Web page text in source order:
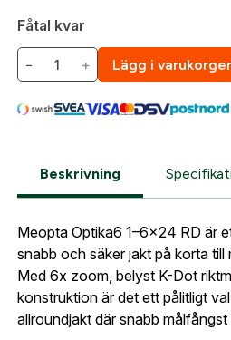
Fåtal kvar
− + Lägg i
Beskrivning
Meopta Optika6 1–6x24 RD är
snabb och säker jakt på korta till
Med 6x zoom, belyst K-Dot
konstruktion är det ett pålitligt
allroundjakt där snabb
Lösenord:*
Skapa konto och handla
Är du företag eller
konto hos oss får du
översikt över dina
Postnummer:*
Ort:*
Telefon:*
Land:*
så fort den här produkten är
Meopta Optika6 1-6×24
integritetspolicyn.
Bevaka